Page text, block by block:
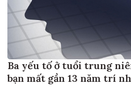
Ba yếu tố ở tuổi trung
bạn mất gần 13 năm trí